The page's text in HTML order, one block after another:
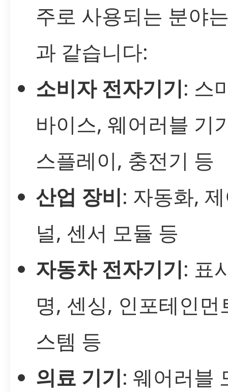
주로 사용되는 분야
과 같습니다:
소비자 전자기기: 스
바이스, 웨어러블 기
스플레이, 충전기 등
산업 장비: 자동화,
널, 센서 모듈 등
자동차 전자기기: 표
명, 센싱, 인포테인먼
스템 등
의료 기기: 웨어러블